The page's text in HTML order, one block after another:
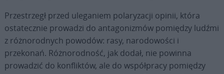
Przestrzegł przed uleganiem polaryzacji opinii, która
ostatecznie prowadzi do antagonizmów pomiędzy ludźmi
z różnorodnych powodów: rasy, narodowości i
przekonań. Różnorodność, jak dodał, nie powinna
prowadzić do konfliktów, ale do współpracy pomiędzy